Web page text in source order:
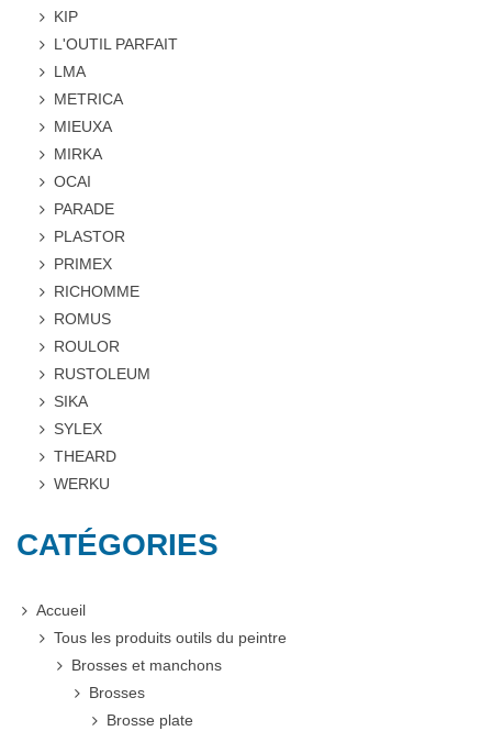
KIP
L'OUTIL PARFAIT
LMA
METRICA
MIEUXA
MIRKA
OCAI
PARADE
PLASTOR
PRIMEX
RICHOMME
ROMUS
ROULOR
RUSTOLEUM
SIKA
SYLEX
THEARD
WERKU
CATÉGORIES
Accueil
Tous les produits outils du peintre
Brosses et manchons
Brosses
Brosse plate